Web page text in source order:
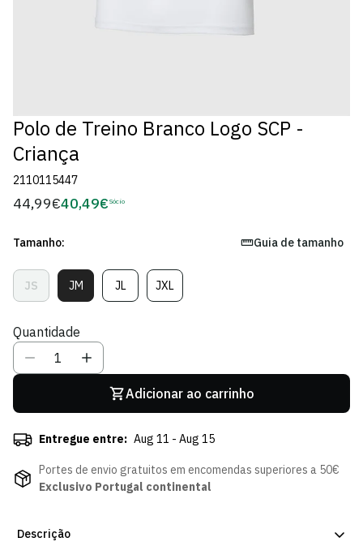
Polo de Treino Branco Logo SCP -
Criança
2110115447
Preço
44,99€Preço
Sócio
40,49€ Sócio
Tamanho: Guia de tamanho
JSVariante
Esgotada
Indisponível
JMVariante
Esgotada
Indisponível
JLVariante
Esgotada
JXLVariante
Esgotada
Quantidade
Adicionar ao carrinho
Entregue entre: Aug 11 - Aug 15
Portes de envio gratuitos em encomendas superiores a 50€
Exclusivo Portugal continental
Descrição